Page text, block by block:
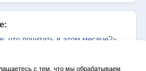
что почитать в этом месяце?»
в этом месяце?»
с тем, что мы обрабатываем